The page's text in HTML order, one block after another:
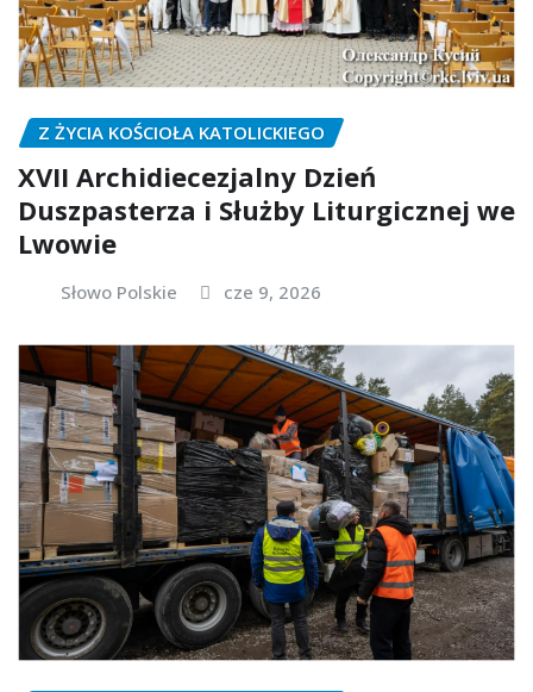
Z ŻYCIA KOŚCIOŁA KATOLICKIEGO
XVII Archidiecezjalny Dzień
Duszpasterza i Służby Liturgicznej we
Lwowie
Słowo Polskie cze 9, 2026